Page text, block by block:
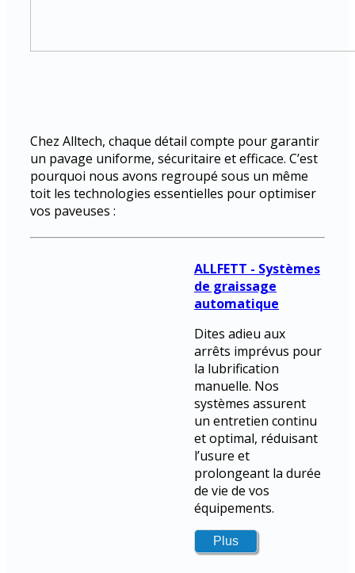
Chez Alltech, chaque détail compte pour garantir
un pavage uniforme, sécuritaire et efficace. C’est
pourquoi nous avons regroupé sous un même
toit les technologies essentielles pour optimiser
vos paveuses :
ALLFETT - Systèmes
de graissage
automatique
Dites adieu aux
arrêts imprévus pour
la lubrification
manuelle. Nos
systèmes assurent
un entretien continu
et optimal, réduisant
l’usure et
prolongeant la durée
de vie de vos
équipements.